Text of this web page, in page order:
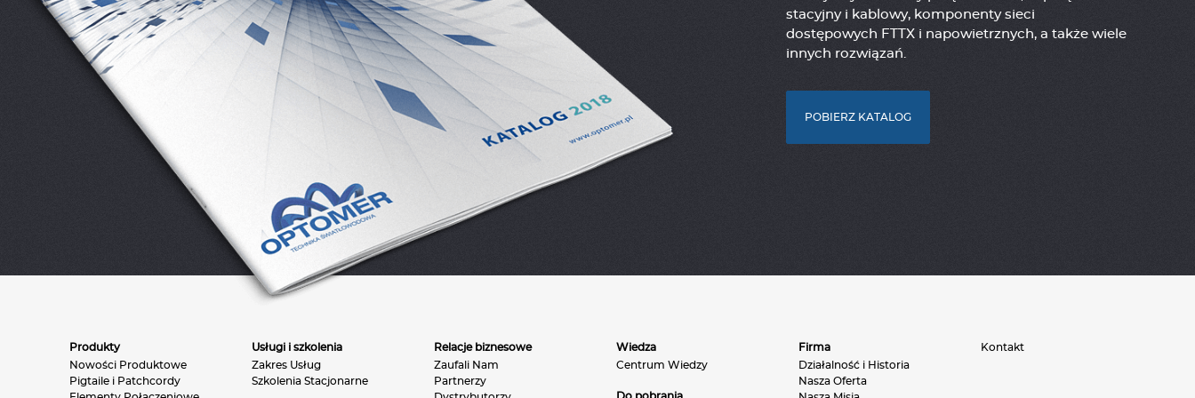
stacyjny i kablowy, komponenty sieci
dostępowych FTTX i napowietrznych, a także wiele
innych rozwiązań.
POBIERZ KATALOG
Produkty
Nowości Produktowe
Pigtaile i Patchcordy
Usługi i szkolenia
Zakres Usług
Szkolenia Stacjonarne
Relacje biznesowe
Zaufali Nam
Partnerzy
Wiedza
Centrum Wiedzy
Firma
Działalność i Historia
Nasza Oferta
Kontakt